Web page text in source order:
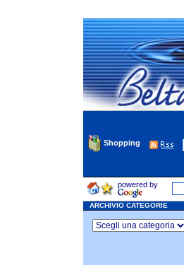
Shopping
powered by
ARCHIVIO CATEGORIE